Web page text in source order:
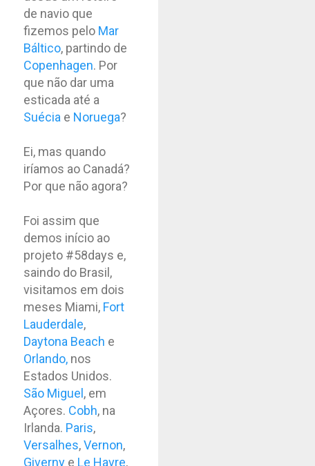
de navio que
fizemos pelo Mar
Báltico, partindo de
Copenhagen. Por
que não dar uma
esticada até a
Suécia e Noruega?
Ei, mas quando
iríamos ao Canadá?
Por que não agora?
Foi assim que
demos início ao
projeto #58days e,
saindo do Brasil,
visitamos em dois
meses Miami, Fort
Lauderdale,
Daytona Beach e
Orlando, nos
Estados Unidos.
São Miguel, em
Açores. Cobh, na
Irlanda. Paris,
Versalhes,Vernon,
Giverny e Le Havre,